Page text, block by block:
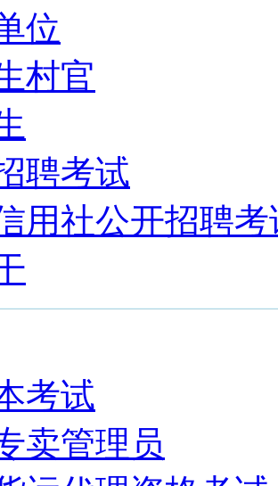
位
村官
聘考试
用社公开招聘考
考试
卖管理员